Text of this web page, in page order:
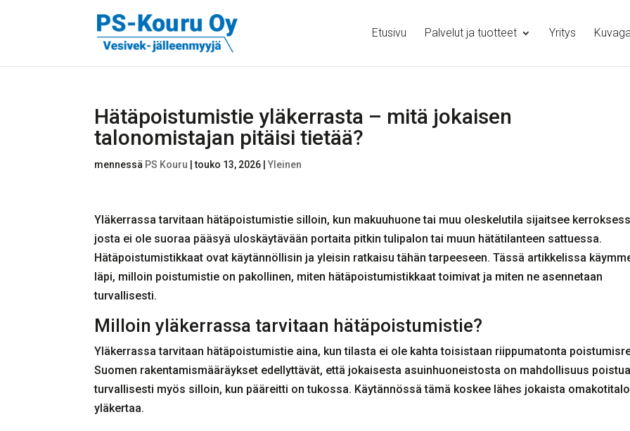
Etusivu Palvelut ja tuotteet Yritys
Hätäpoistumistie yläkerrasta – mitä jokaisen
talonomistajan pitäisi tietää?
mennessä PS Kouru |touko 13, 2026 |Yleinen
Yläkerrassa tarvitaan hätäpoistumistie silloin, kun makuuhuone tai muu oleskelutila sijaitsee
josta ei ole suoraa pääsyä uloskäytävään portaita pitkin tulipalon tai muun hätätilanteen sattuessa.
Hätäpoistumistikkaat ovat käytännöllisin ja yleisin ratkaisu tähän tarpeeseen. Tässä artikkelissa
läpi, milloin poistumistie on pakollinen, miten hätäpoistumistikkaat toimivat ja miten ne asennetaan
turvallisesti.
Milloin yläkerrassa tarvitaan hätäpoistumistie?
Yläkerrassa tarvitaan hätäpoistumistie aina, kun tilasta ei ole kahta toisistaan riippumatonta
Suomen rakentamismääräykset edellyttävät, että jokaisesta asuinhuoneistosta on mahdollisuus poistua
turvallisesti myös silloin, kun pääreitti on tukossa. Käytännössä tämä koskee lähes jokaista
yläkertaa.